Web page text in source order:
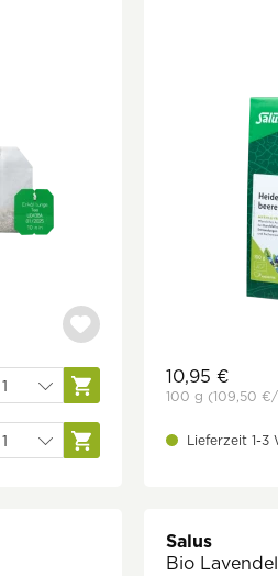
10,95 €
100 g (109,50 €/
Lieferzeit 1-3
Salus
Bio